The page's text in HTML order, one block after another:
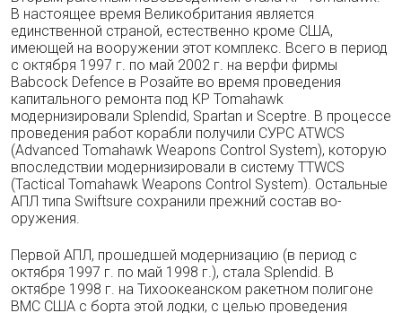
В настоящее время Великобрита­ния является
единственной страной, естествен­но кроме США,
имеющей на вооружении этот комплекс. Всего в период
с октября 1997 г. по май 2002 г. на верфи фирмы
Babcock Defence в Розайте во время проведения
капитального ремонта под КР Tomahawk
модернизировали Splendid, Spartan и Sceptre. В процессе
про­ведения работ корабли получили СУРС ATWCS
(Advanced Tomahawk Weapons Control System), которую
впоследствии модернизиро­вали в систему TTWCS
(Tactical Tomahawk Weapons Control System). Остальные
АПЛ типа Swiftsure сохранили прежний состав во­
оружения.
Первой АПЛ, прошедшей модернизацию (в период с
октября 1997 г. по май 1998 г.), стала Splendid. В
октябре 1998 г. на Тихооке­анском ракетном полигоне
ВМС США с борта этой лодки, с целью проведения